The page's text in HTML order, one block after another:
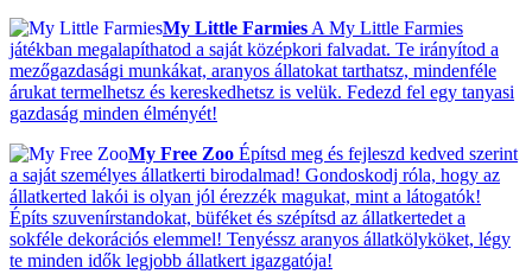
My Little Farmies A My Little Farmies
játékban megalapíthatod a saját középkori falvadat. Te irányítod a
mezőgazdasági munkákat, aranyos állatokat tarthatsz, mindenféle
árukat termelhetsz és kereskedhetsz is velük. Fedezd fel egy tanyasi
gazdaság minden élményét!
My Free Zoo Építsd meg és fejleszd kedved szerint
a saját személyes állatkerti birodalmad! Gondoskodj róla, hogy az
állatkerted lakói is olyan jól érezzék magukat, mint a látogatók!
Építs szuvenírstandokat, büféket és szépítsd az állatkertedet a
sokféle dekorációs elemmel! Tenyéssz aranyos állatkölyköket, légy
te minden idők legjobb állatkert igazgatója!